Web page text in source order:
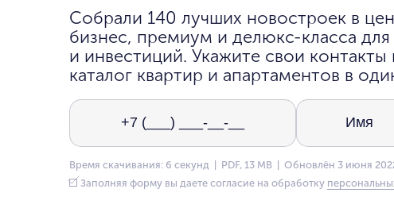
Собрали 140 лучших новостроек в
бизнес, премиум и делюкс-класса
и инвестиций. Укажите свои контакты
каталог квартир и апартаментов в
Время скачивания: 6 секунд | PDF, 13 MB | Обновлён 3 июня
Заполняя форму вы даете согласие на обработку